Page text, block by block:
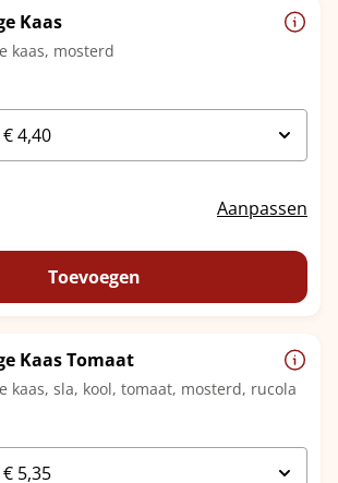
Kaas
kaas, mosterd
Aanpassen
Toevoegen
Kaas Tomaat
kaas, sla, kool, tomaat, mosterd, rucola